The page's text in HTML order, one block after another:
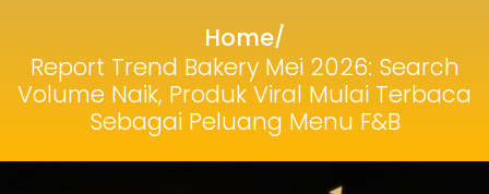
Home/
Report Trend Bakery Mei 2026: Search
Volume Naik, Produk Viral Mulai Terbaca
Sebagai Peluang Menu F&B